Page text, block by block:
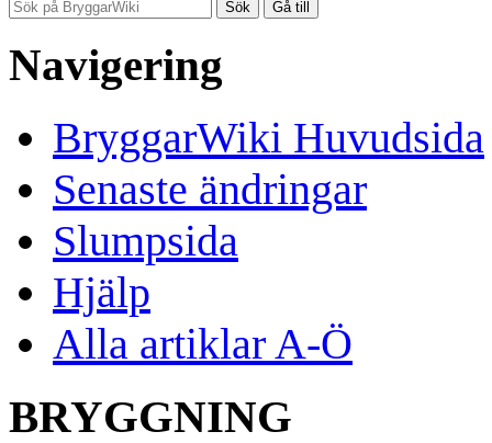
Navigering
BryggarWiki Huvudsida
Senaste ändringar
Slumpsida
Hjälp
Alla artiklar A-Ö
BRYGGNING